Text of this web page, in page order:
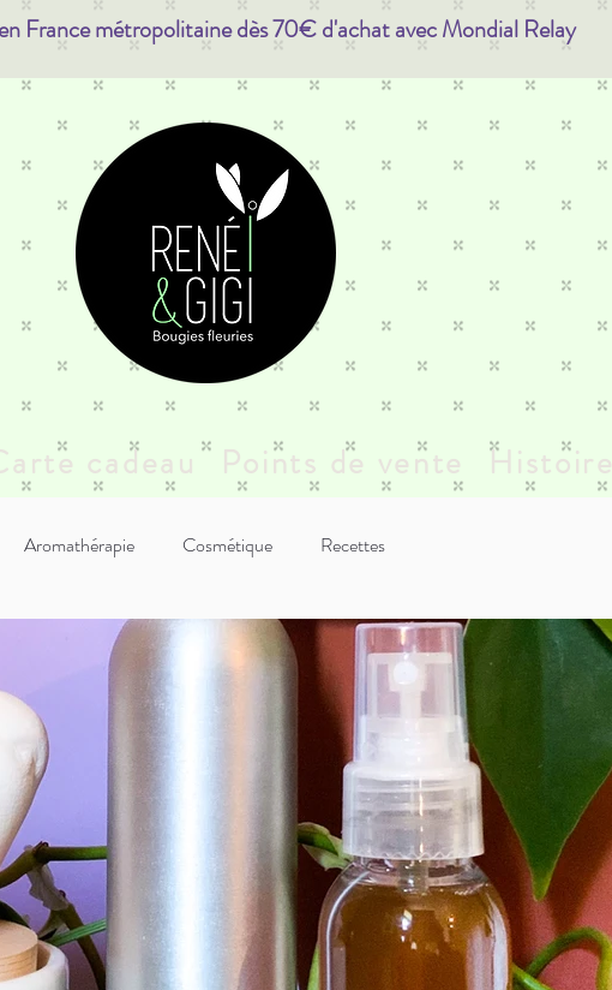
France métropolitaine dès 70€ d'achat avec Mondial Relay
Aromathérapie Cosmétique Recettes
cadeau Points de vente Histoire